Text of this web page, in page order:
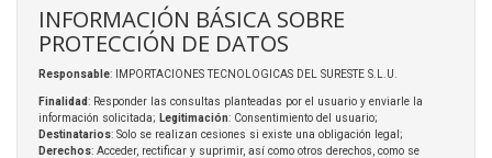
INFORMACIÓN BÁSICA SOBRE
PROTECCIÓN DE DATOS
Responsable: IMPORTACIONES TECNOLOGICAS DEL SURESTE S.L.U.
Finalidad: Responder las consultas planteadas por el usuario y enviarle la
información solicitada; Legitimación: Consentimiento del usuario;
Destinatarios: Solo se realizan cesiones si existe una obligación legal;
Derechos: Acceder, rectificar y suprimir, así como otros derechos, como se